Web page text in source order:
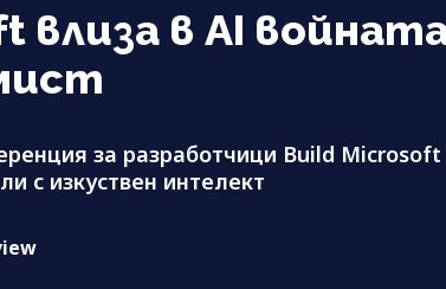
влиза в AI
за разработчици Build
с изкуствен интелект